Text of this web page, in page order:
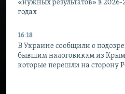
«нужных результатов» в 2026-
годах
16:18
В Украине сообщили о
бывшим налоговикам из
которые перешли на сторону